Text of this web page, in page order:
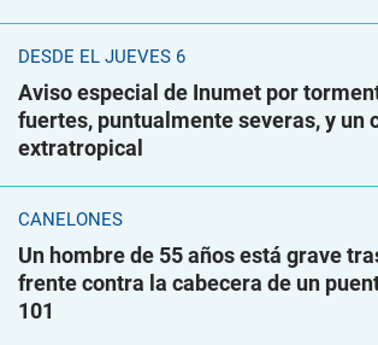
DESDE EL JUEVES 6
Aviso especial de Inumet por
fuertes, puntualmente severas, y un
extratropical
CANELONES
Un hombre de 55 años está grave
frente contra la cabecera de un
101